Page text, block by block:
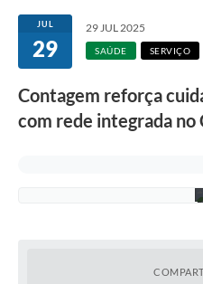
JUL
29
29 JUL 2025
SAÚDE SERVIÇO
Contagem reforça
com rede integrada